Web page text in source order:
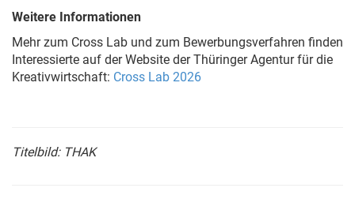
Weitere Informationen
Mehr zum Cross Lab und zum Bewerbungsverfahren finden
Interessierte auf der Website der Thüringer Agentur für die
Kreativwirtschaft: Cross Lab 2026
Titelbild: THAK